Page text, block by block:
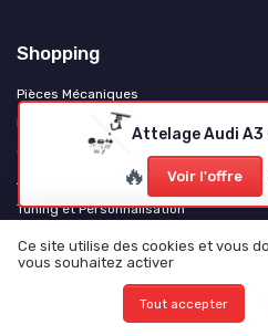
Attelage Audi A3
🔥 Voir l'offre
Shopping
Pièces Mécaniques
Électricité et Électronique
Consommables et Entretien
Accessoires et Gadgets
Tuning et Personnalisation
Motos et Scooters
Camping-Cars et Vans Aménagés
Véhicules Électriques
Ce site utilise des cookies et vous
vous souhaitez activer
Tout accepter